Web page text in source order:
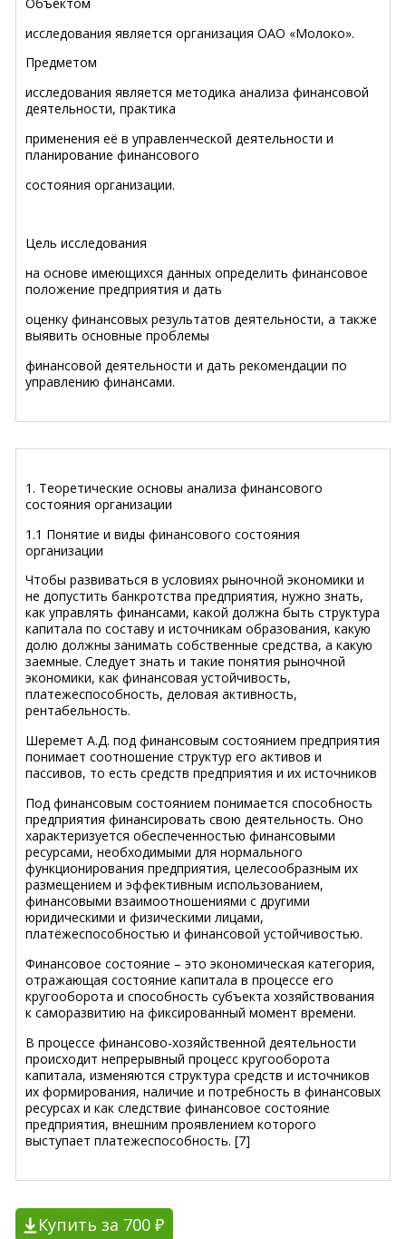
исследования является организация ОАО «Молоко».
Предметом
исследования является методика анализа финансовой
деятельности, практика
применения её в управленческой деятельности и
планирование финансового
состояния организации.
Цель исследования
на основе имеющихся данных определить финансовое
положение предприятия и дать
оценку финансовых результатов деятельности, а также
выявить основные проблемы
финансовой деятельности и дать рекомендации по
управлению финансами.
1. Теоретические основы анализа финансового
состояния организации
1.1 Понятие и виды финансового состояния
организации
Чтобы развиваться в условиях рыночной экономики и
не допустить банкротства предприятия, нужно знать,
как управлять финансами, какой должна быть структура
капитала по составу и источникам образования, какую
долю должны занимать собственные средства, а какую
заемные. Следует знать и такие понятия рыночной
экономики, как финансовая устойчивость,
платежеспособность, деловая активность,
рентабельность.
Шеремет А.Д. под финансовым состоянием предприятия
понимает соотношение структур его активов и
пассивов, то есть средств предприятия и их источников
Под финансовым состоянием понимается способность
предприятия финансировать свою деятельность. Оно
характеризуется обеспеченностью финансовыми
ресурсами, необходимыми для нормального
функционирования предприятия, целесообразным их
размещением и эффективным использованием,
финансовыми взаимоотношениями с другими
юридическими и физическими лицами,
платёжеспособностью и финансовой устойчивостью.
Финансовое состояние – это экономическая категория,
отражающая состояние капитала в процессе его
кругооборота и способность субъекта хозяйствования
к саморазвитию на фиксированный момент времени.
В процессе финансово-хозяйственной деятельности
происходит непрерывный процесс кругооборота
капитала, изменяются структура средств и источников
их формирования, наличие и потребность в финансовых
ресурсах и как следствие финансовое состояние
предприятия, внешним проявлением которого
выступает платежеспособность. [7]
Купить за 700 ₽